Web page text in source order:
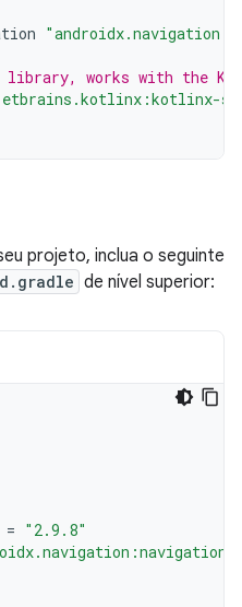
library, works with the
projeto, inclua o seguinte
de nível superior:
= "2.9.8"